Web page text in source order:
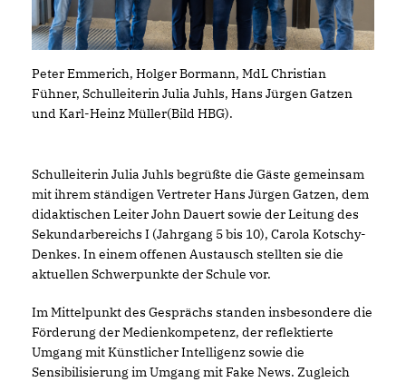
Peter Emmerich, Holger Bormann, MdL Christian
Fühner, Schulleiterin Julia Juhls, Hans Jürgen Gatzen
und Karl-Heinz Müller(Bild HBG).
Schulleiterin Julia Juhls begrüßte die Gäste gemeinsam
mit ihrem ständigen Vertreter Hans Jürgen Gatzen, dem
didaktischen Leiter John Dauert sowie der Leitung des
Sekundarbereichs I (Jahrgang 5 bis 10), Carola Kotschy-
Denkes. In einem offenen Austausch stellten sie die
aktuellen Schwerpunkte der Schule vor.
Im Mittelpunkt des Gesprächs standen insbesondere die
Förderung der Medienkompetenz, der reflektierte
Umgang mit Künstlicher Intelligenz sowie die
Sensibilisierung im Umgang mit Fake News. Zugleich